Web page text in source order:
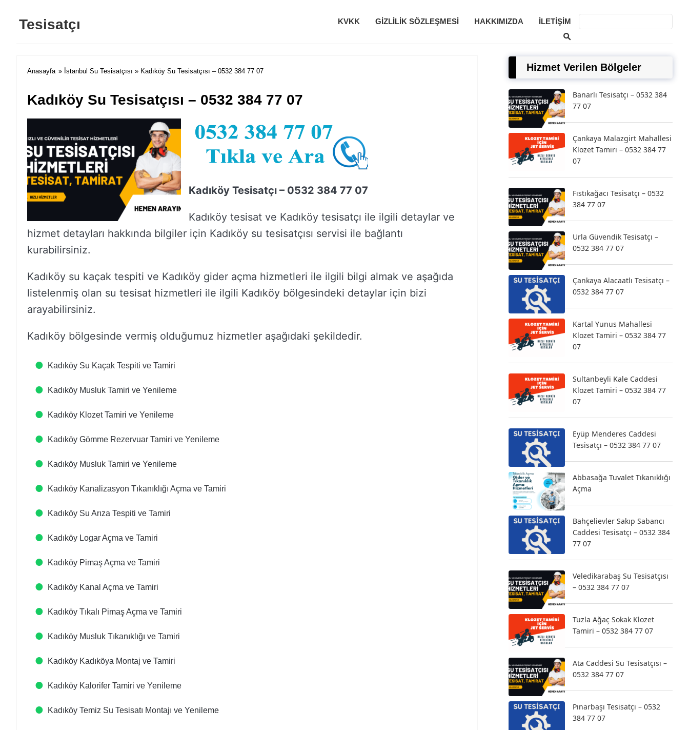
Tesisatçı KVKK GIZLILIK SÖZLEŞMESI HAKKIMIZDA İLETIŞIM
Anasayfa » İstanbul Su Tesisatçısı » Kadıköy Su Tesisatçısı – 0532 384 77 07
Kadıköy Su Tesisatçısı – 0532 384 77 07
Kadıköy Tesisatçı – 0532 384 77 07
Kadıköy tesisat ve Kadıköy tesisatçı ile ilgili detaylar ve
hizmet detayları hakkında bilgiler için Kadıköy su tesisatçısı servisi ile bağlantı
kurabilirsiniz.
Kadıköy su kaçak tespiti ve Kadıköy gider açma hizmetleri ile ilgili bilgi almak ve aşağıda
listelenmiş olan su tesisat hizmetleri ile ilgili Kadıköy bölgesindeki detaylar için bizi
arayabilirsiniz.
Kadıköy bölgesinde vermiş olduğumuz hizmetler aşağıdaki şekildedir.
Kadıköy Su Kaçak Tespiti ve Tamiri
Kadıköy Musluk Tamiri ve Yenileme
Kadıköy Klozet Tamiri ve Yenileme
Kadıköy Gömme Rezervuar Tamiri ve Yenileme
Kadıköy Musluk Tamiri ve Yenileme
Kadıköy Kanalizasyon Tıkanıklığı Açma ve Tamiri
Kadıköy Su Arıza Tespiti ve Tamiri
Kadıköy Logar Açma ve Tamiri
Kadıköy Pimaş Açma ve Tamiri
Kadıköy Kanal Açma ve Tamiri
Kadıköy Tıkalı Pimaş Açma ve Tamiri
Kadıköy Musluk Tıkanıklığı ve Tamiri
Kadıköy Kadıköya Montaj ve Tamiri
Kadıköy Kalorifer Tamiri ve Yenileme
Kadıköy Temiz Su Tesisatı Montajı ve Yenileme
Hizmet Verilen Bölgeler
Banarlı Tesisatçı – 0532 384
77 07
Çankaya Malazgirt Mahallesi
Klozet Tamiri – 0532 384 77
07
Fıstıkağacı Tesisatçı – 0532
384 77 07
Urla Güvendik Tesisatçı –
0532 384 77 07
Çankaya Alacaatlı Tesisatçı –
0532 384 77 07
Kartal Yunus Mahallesi
Klozet Tamiri – 0532 384 77
07
Sultanbeyli Kale Caddesi
Klozet Tamiri – 0532 384 77
07
Eyüp Menderes Caddesi
Tesisatçı – 0532 384 77 07
Abbasağa Tuvalet Tıkanıklığı
Açma
Bahçelievler Sakıp Sabancı
Caddesi Tesisatçı – 0532 384
77 07
Veledikarabaş Su Tesisatçısı
– 0532 384 77 07
Tuzla Ağaç Sokak Klozet
Tamiri – 0532 384 77 07
Ata Caddesi Su Tesisatçısı –
0532 384 77 07
Pınarbaşı Tesisatçı – 0532
384 77 07